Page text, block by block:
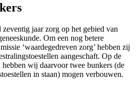
jaar zorg op het gebied van
Om een nog betere
‘waardegedreven zorg’ hebben zij
aangeschaft. Op de
wij daarvoor twee bunkers (de
in staan) mogen verbouwen.